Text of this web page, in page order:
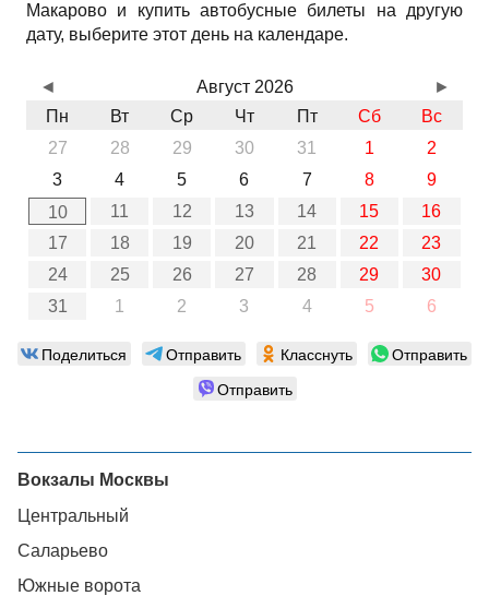
Макарово и купить автобусные билеты на другую
дату, выберите этот день на календаре.
Август 2026
Пн
Вт Ср Чт Пт Сб
Вс
27
28 29 30 31 1
2
3
4 5 6 7 8
9
10
11 12 13 14 15
16
17
18 19 20 21 22
23
24
25 26 27 28 29
30
31
1 2 3 4 5 6
◄ ►
Поделиться Отправить Класснуть
Отправить
Отправить
Вокзалы Москвы
Центральный
Саларьево
Южные ворота